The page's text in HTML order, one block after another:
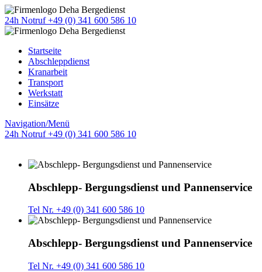
24h Notruf +49 (0) 341 600 586 10
Startseite
Abschleppdienst
Kranarbeit
Transport
Werkstatt
Einsätze
Navigation/Menü
24h Notruf +49 (0) 341 600 586 10
Abschlepp- Bergungsdienst und Pannenservice
Tel Nr. +49 (0) 341 600 586 10
Abschlepp- Bergungsdienst und Pannenservice
Tel Nr. +49 (0) 341 600 586 10